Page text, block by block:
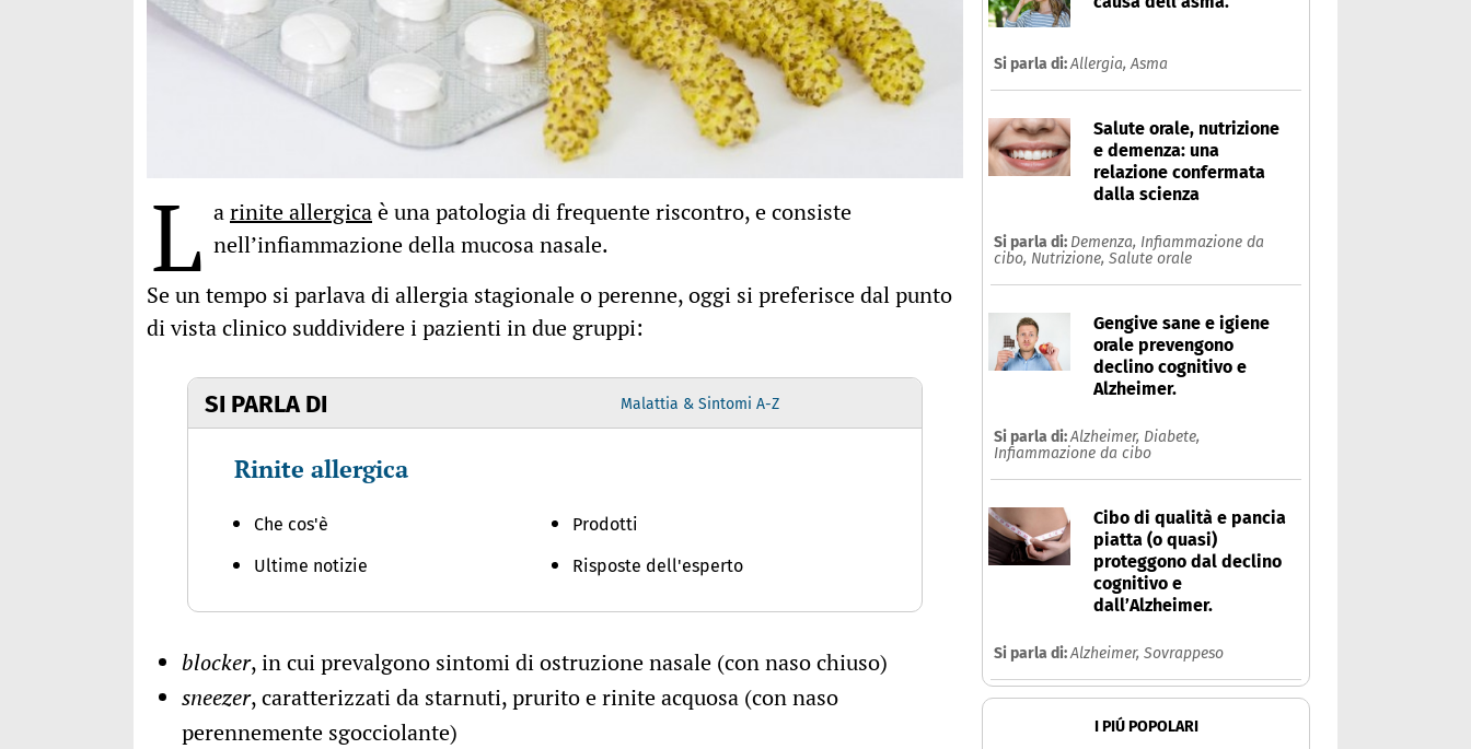
L arinite allergicaè una patologia di frequente riscontro, e consiste
nell’infiammazione della mucosa nasale.
Se un tempo si parlava di allergia stagionale o perenne, oggi si preferisce dal punto
di vista clinico suddividere i pazienti in due gruppi:
SI PARLA DI Malattia & Sintomi A-Z
Rinite allergica
Che cos'è
Ultime notizie
Prodotti
Risposte dell'esperto
blocker, in cui prevalgono sintomi di ostruzione nasale (con naso chiuso)
sneezer, caratterizzati da starnuti, prurito e rinite acquosa (con naso
perennemente sgocciolante)
Si parla di:Allergia,Asma
Salute orale, nutrizione
e demenza: una
relazione confermata
dalla scienza
Si parla di: Demenza, Infiammazione da
cibo, Nutrizione, Salute orale
Gengive sane e igiene
orale prevengono
declino cognitivo e
Alzheimer.
Si parla di:Alzheimer, Diabete,
Infiammazione da cibo
Cibo di qualità e pancia
piatta (o quasi)
proteggono dal declino
cognitivo e
dall’Alzheimer.
Si parla di:Alzheimer, Sovrappeso
I PIÚ POPOLARI